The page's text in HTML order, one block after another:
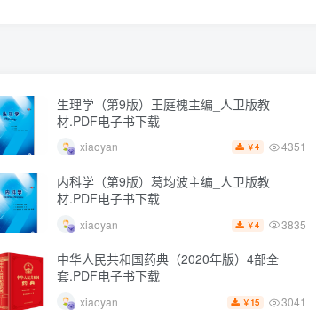
生理学（第9版）王庭槐主编_人卫版教
材.PDF电子书下载
xiaoyan ￥4 4351
内科学（第9版）葛均波主编_人卫版教
材.PDF电子书下载
xiaoyan ￥4 3835
中华人民共和国药典（2020年版）4部全
套.PDF电子书下载
xiaoyan ￥ 15 3041